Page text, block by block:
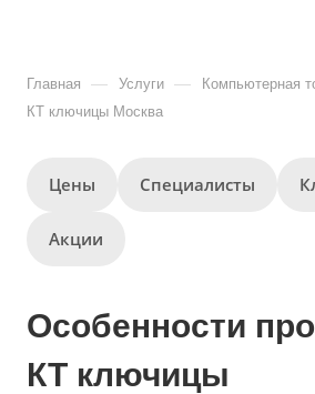
Главная — Услуги — Компьютерная
КТ ключицы Москва
Цены Специалисты
Акции
Особенности
КТ ключицы